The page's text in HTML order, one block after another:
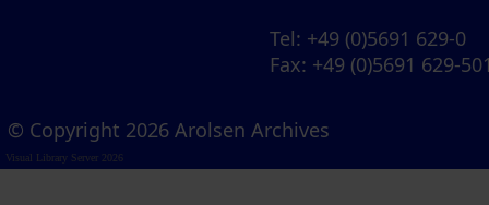
Tel: +49 (0)5691 629-0
Fax: +49 (0)5691 629-
© Copyright 2026 Arolsen Archives
Visual Library Server 2026